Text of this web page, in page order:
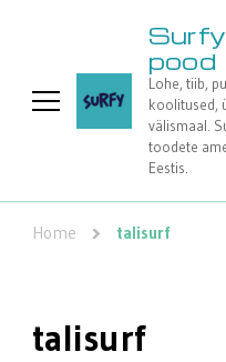
pood
Lohe, tiib,
koolitused,
välismaal.
toodete
Eestis.
Home talisurf
talisurf